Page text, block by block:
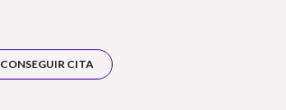
CONSEGUIR CITA